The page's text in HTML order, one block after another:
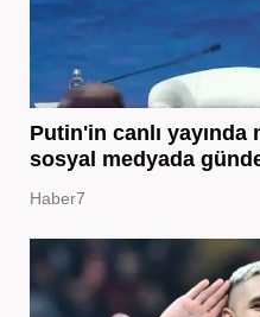
Putin'in canlı
sosyal medyada
Haber7